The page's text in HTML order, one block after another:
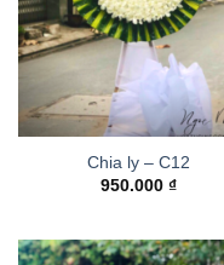
Chia ly – C12
950.000 ₫